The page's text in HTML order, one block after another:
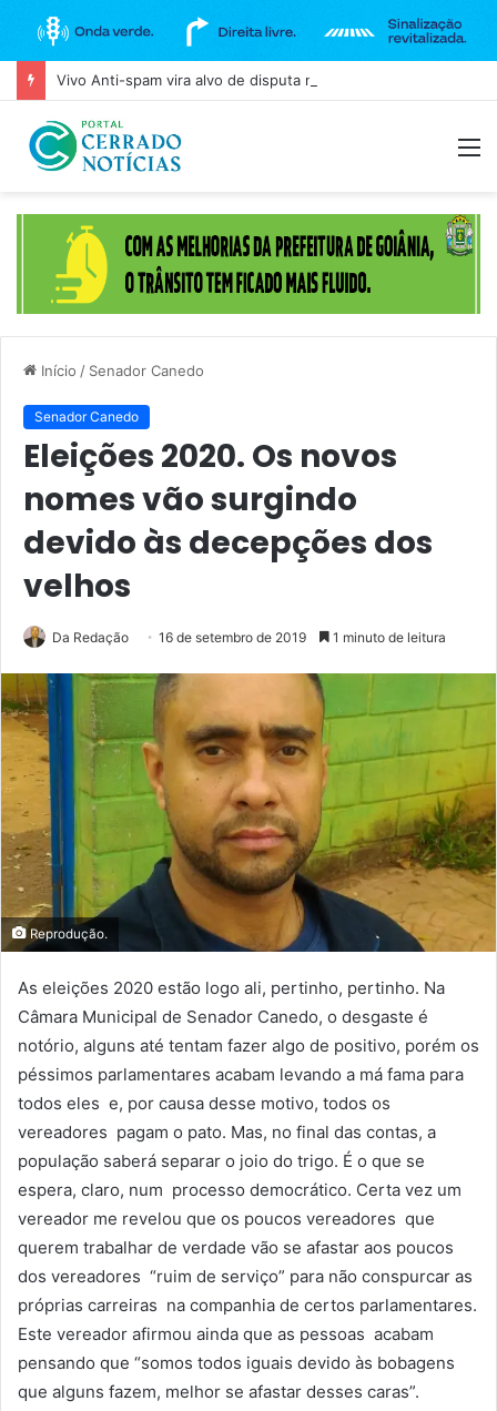
Início / Senador Canedo
Senador Canedo
Eleições 2020. Os novos
nomes vão surgindo
devido às decepções dos
velhos
Da Redação 16 de setembro de 2019 1 minuto de leitura
Reprodução.
As eleições 2020 estão logo ali, pertinho, pertinho. Na
Câmara Municipal de Senador Canedo, o desgaste é
notório, alguns até tentam fazer algo de positivo, porém os
péssimos parlamentares acabam levando a má fama para
todos eles e, por causa desse motivo, todos os
vereadores pagam o pato. Mas, no final das contas, a
população saberá separar o joio do trigo. É o que se
espera, claro, num processo democrático. Certa vez um
vereador me revelou que os poucos vereadores que
querem trabalhar de verdade vão se afastar aos poucos
dos vereadores “ruim de serviço” para não conspurcar as
próprias carreiras na companhia de certos parlamentares.
Este vereador afirmou ainda que as pessoas acabam
pensando que “somos todos iguais devido às bobagens
que alguns fazem, melhor se afastar desses caras”.